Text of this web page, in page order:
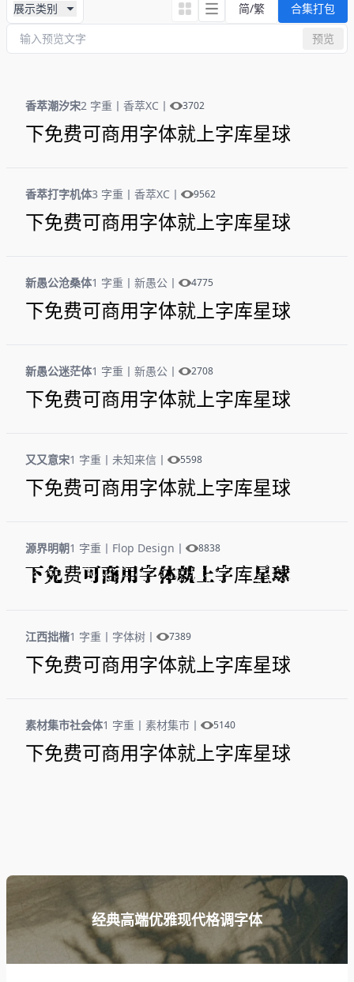
展示类别 简/繁
合集打包
预览
香萃潮汐宋2 字重 丨 香萃XC 丨 3702
下免费可商用字体就上字库星球
香萃打字机体3 字重 丨 香萃XC 丨 9562
下免费可商用字体就上字库星球
新愚公沧桑体1 字重 丨 新愚公 丨 4775
下免费可商用字体就上字库星球
新愚公迷茫体1 字重 丨 新愚公 丨 2708
下免费可商用字体就上字库星球
又又意宋1 字重 丨 未知来信 丨 5598
下免费可商用字体就上字库星球
源界明朝1 字重 丨 Flop Design 丨 8838
下免费可商用字体就上字库星球
江西拙楷1 字重 丨 字体树 丨 7389
下免费可商用字体就上字库星球
素材集市社会体1 字重 丨 素材集市 丨 5140
下免费可商用字体就上字库星球
经典高端优雅现代格调字体